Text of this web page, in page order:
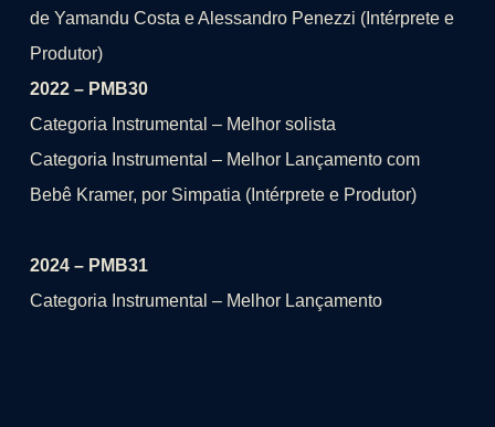
de Yamandu Costa e Alessandro Penezzi (Intérprete e
Produtor)
2022 – PMB30
Categoria Instrumental – Melhor solista
Categoria Instrumental – Melhor Lançamento com
Bebê Kramer, por Simpatia (Intérprete e Produtor)
2024 – PMB31
Categoria Instrumental – Melhor Lançamento